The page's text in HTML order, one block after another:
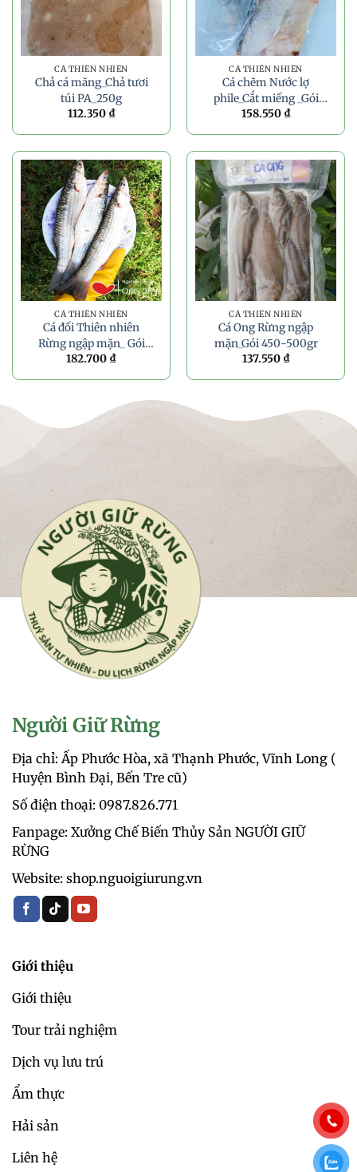
CÁ THIÊN NHIÊN
Chả cá măng_Chả tươi
túi PA_250g
112.350 ₫
CÁ THIÊN NHIÊN
Cá chẽm Nước lợ
phile_Cắt miếng _Gói
350g
158.550 ₫
CÁ THIÊN NHIÊN
Cá đối Thiên nhiên
Rừng ngập mặn_ Gói
550g
182.700 ₫
CÁ THIÊN NHIÊN
Cá Ong Rừng ngập
mặn_Gói 450-500gr
137.550 ₫
Người Giữ Rừng
Địa chỉ: Ấp Phước Hòa, xã Thạnh Phước, Vĩnh Long (
Huyện Bình Đại, Bến Tre cũ)
Số điện thoại: 0987.826.771‬
Fanpage: Xưởng Chế Biến Thủy Sản NGƯỜI GIỮ
RỪNG
Website: shop.nguoigiurung.vn
Giới thiệu
Giới thiệu
Tour trải nghiệm
Dịch vụ lưu trú
Ẩm thực
Hải sản
Liên hệ